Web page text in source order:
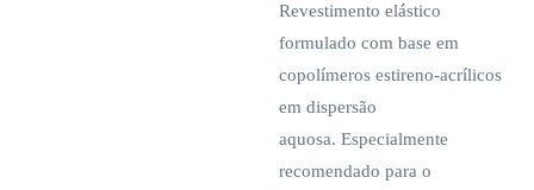
Revestimento elástico
formulado com base em
copolímeros estireno-acrílicos
em dispersão
aquosa. Especialmente
recomendado para o